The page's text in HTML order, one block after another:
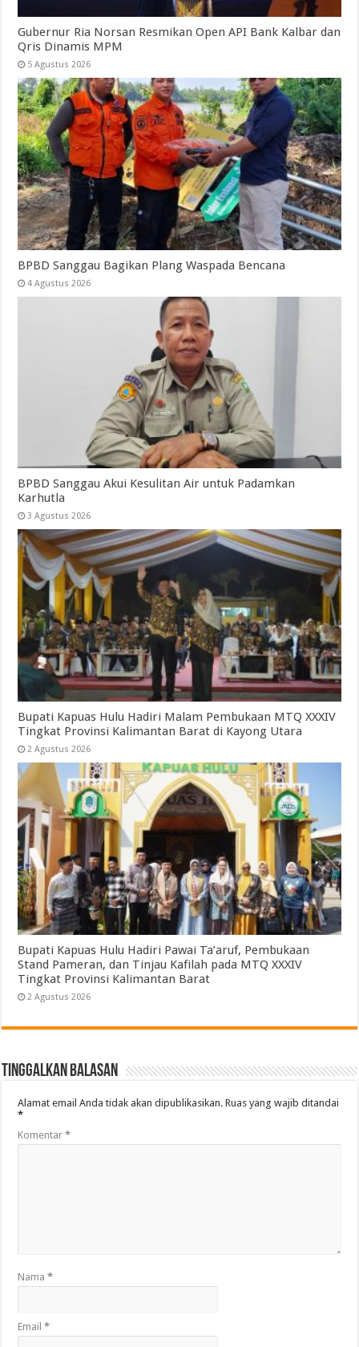
Gubernur Ria Norsan Resmikan Open API Bank Kalbar dan
Qris Dinamis MPM
5 Agustus 2026
BPBD Sanggau Bagikan Plang Waspada Bencana
4 Agustus 2026
BPBD Sanggau Akui Kesulitan Air untuk Padamkan
Karhutla
3 Agustus 2026
Bupati Kapuas Hulu Hadiri Malam Pembukaan MTQ XXXIV
Tingkat Provinsi Kalimantan Barat di Kayong Utara
2 Agustus 2026
Bupati Kapuas Hulu Hadiri Pawai Ta’aruf, Pembukaan
Stand Pameran, dan Tinjau Kafilah pada MTQ XXXIV
Tingkat Provinsi Kalimantan Barat
2 Agustus 2026
Tinggalkan Balasan
Alamat email Anda tidak akan dipublikasikan. Ruas yang wajib ditandai
*
Komentar*
Nama*
Email*